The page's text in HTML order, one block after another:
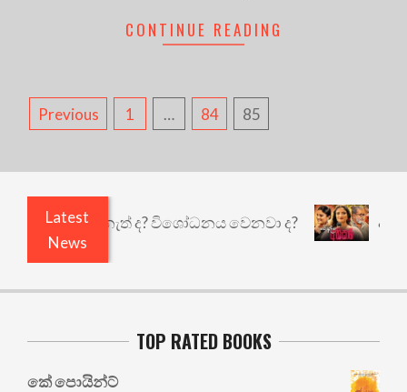
CONTINUE READING
POSTS
PAGINATION
Previous 1 … 84 85
Latest
News
කුඩු නැත් ද? විශෝධනය වෙනවා ද? අභිසාරී:
TOP RATED BOOKS
කේ පොයින්ට්